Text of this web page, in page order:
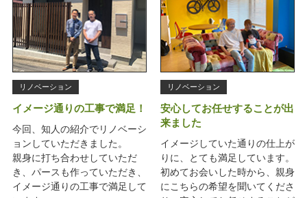
リノベーション
イメージ通りの工事で満足！
今回、知人の紹介でリノベーシ
ョンしていただきました。
親身に打ち合わせしていただ
き、パースも作っていただき、
イメージ通りの工事で満足して
リノベーション
安心してお任せすることが出
来ました
イメージしていた通りの仕上が
りに、とても満足しています。
初めてお会いした時から、親身
にこちらの希望を聞いてくださ